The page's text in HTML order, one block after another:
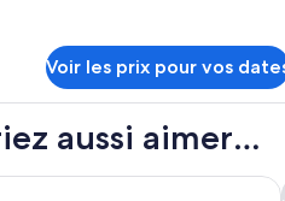
Voir les prix pour vos
aussi aimer…
Strasbourg